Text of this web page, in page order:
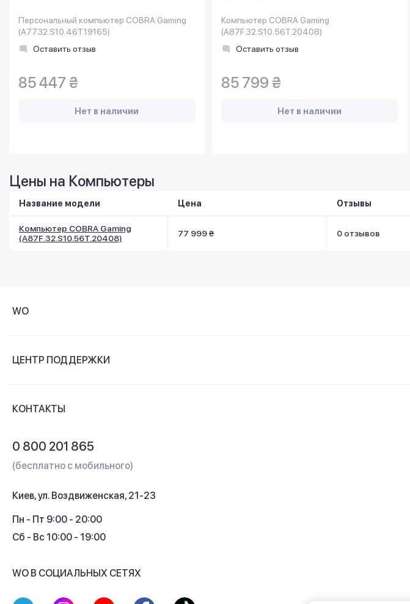
Персональный компьютер COBRA Gaming
(A77.32.S10.46T.19165)
Оставить отзыв
85 447 ₴
Нет в наличии
Компьютер COBRA Gaming
(A87F.32.S10.56T.20408)
Оставить отзыв
85 799 ₴
Нет в наличии
Цены на Компьютеры
Название модели Цена Отзывы
Компьютер COBRA Gaming
(A87F.32.S10.56T.20408)
77 999 ₴ 0 отзывов
WO
Контакты
ЦЕНТР ПОДДЕРЖКИ
Кэшбек
КОНТАКТЫ
0 800 201 865
(бесплатно с мобильного)
Киев, ул. Воздвиженская, 21-23
Пн - Пт 9:00 - 20:00
Сб - Вс 10:00 - 19:00
WO В СОЦИАЛЬНЫХ СЕТЯХ